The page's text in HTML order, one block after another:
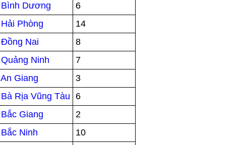
Dương
6
Phòng
14
Nai
8
Ninh
7
Giang
3
Rịa Vũng Tàu
6
Giang
2
Ninh
10